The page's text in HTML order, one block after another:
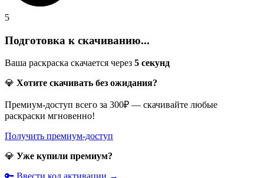
5
Подготовка к скачиванию...
Ваша раскраска скачается через 5 секунд
💎 Хотите скачивать без ожидания?
Премиум-доступ всего за 300₽ — скачивайте любые
раскраски мгновенно!
Получить премиум-доступ
💎 Уже купили премиум?